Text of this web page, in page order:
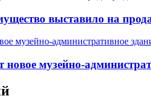
выставило на
музейно-